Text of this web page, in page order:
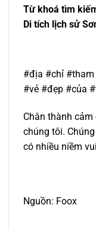
Từ khoá tìm
Di tích lịch sử
#địa #chỉ
#vẻ #đẹp #của
Chân thành
chúng tôi.
có nhiều niềm
Nguồn: Foox